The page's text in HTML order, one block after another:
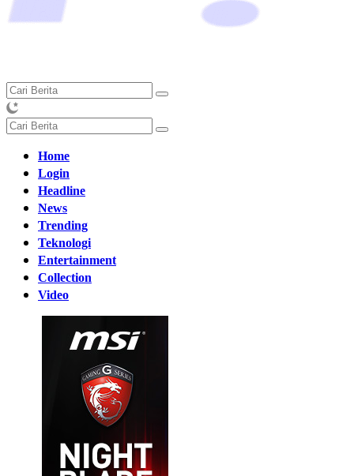
Home
Login
Headline
News
Trending
Teknologi
Entertainment
Collection
Video